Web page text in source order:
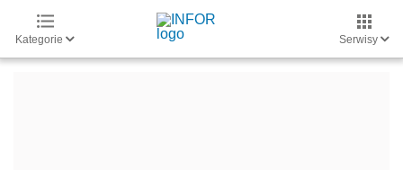
Kategorie Serwisy